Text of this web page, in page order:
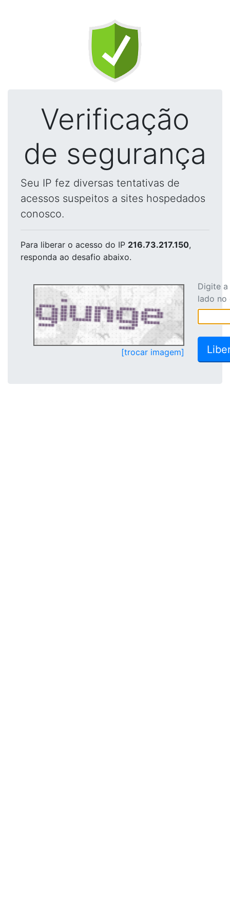
Verificação
de segurança
Seu IP fez diversas tentativas de
acessos suspeitos a sites hospedados
conosco.
Para liberar o acesso do IP 216.73.217.150,
responda ao desafio abaixo.
[trocar imagem]
Digite
lado no